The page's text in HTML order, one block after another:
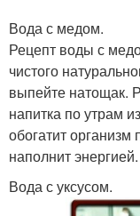
Вода с медом.
Рецепт воды с
чистого
выпейте натощак.
напитка по утрам
обогатит
наполнит энергией.
Вода с уксусом.